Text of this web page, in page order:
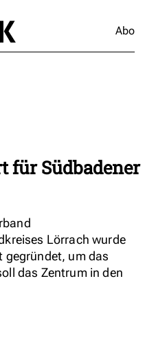
Abo
für Südbadener
Lörrach wurde
gegründet, um das
das Zentrum in den